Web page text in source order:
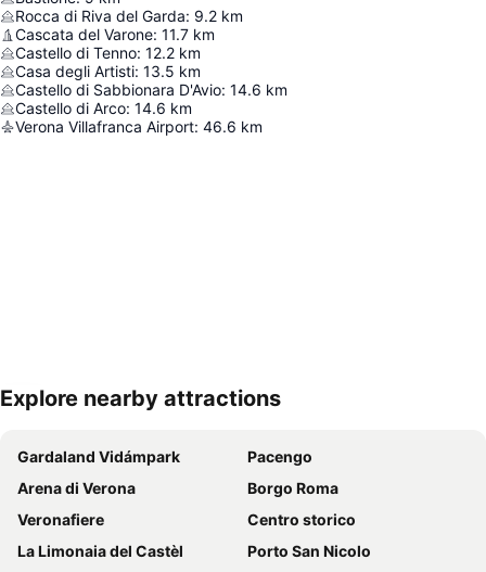
Rocca di Riva del Garda: 9.2 km
Cascata del Varone: 11.7 km
Castello di Tenno: 12.2 km
Casa degli Artisti: 13.5 km
Castello di Sabbionara D'Avio: 14.6 km
Castello di Arco: 14.6 km
Verona Villafranca Airport: 46.6 km
Nagy méretű térkép
Explore nearby attractions
Gardaland Vidámpark
Pacengo
Arena di Verona
Borgo Roma
Veronafiere
Centro storico
La Limonaia del Castèl
Porto San Nicolo